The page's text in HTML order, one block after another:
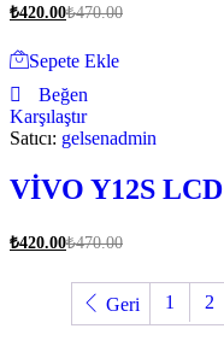
₺420.00₺470.00
Sepete Ekle
Beğen
Karşılaştır
Satıcı: gelsenadmin
VİVO Y12S LCD
₺420.00₺470.00
Geri 1 2